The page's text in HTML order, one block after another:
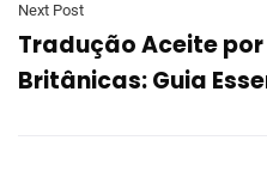
Next Post
Tradução Aceite
Britânicas: Guia